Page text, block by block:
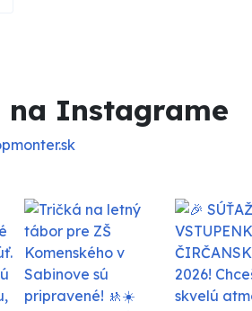
na Instagrame